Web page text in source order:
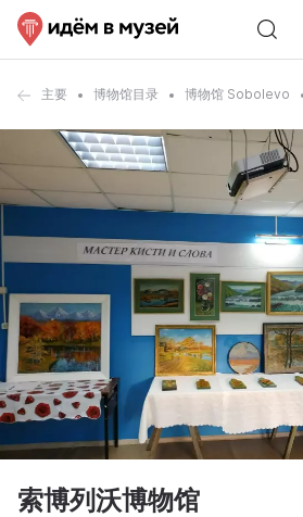
主要 博物馆目录 博物馆 Sobolevo
索博列沃博物馆